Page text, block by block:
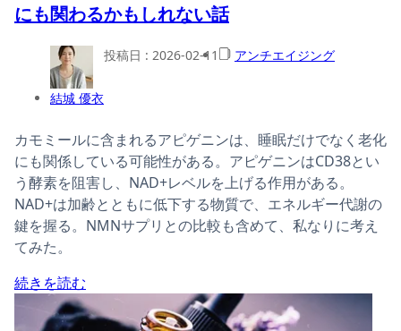
にも関わるかもしれない話
結城 優衣
投稿日 : 2026-02-11 アンチエイジング
カモミールに含まれるアピゲニンは、睡眠だけでなく老化
にも関係している可能性がある。アピゲニンはCD38とい
う酵素を阻害し、NAD+レベルを上げる作用がある。
NAD+は加齢とともに低下する物質で、エネルギー代謝の
鍵を握る。NMNサプリとの比較も含めて、私なりに考え
てみた。
続きを読む